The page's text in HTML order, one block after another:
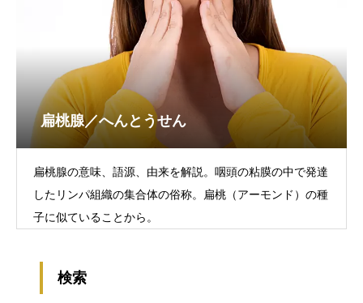
扁桃腺／へんとうせん
扁桃腺の意味、語源、由来を解説。咽頭の粘膜の中で発達
したリンパ組織の集合体の俗称。扁桃（アーモンド）の種
子に似ていることから。
検索